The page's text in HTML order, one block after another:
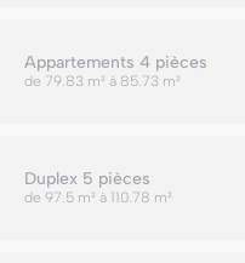
Appartements 4 pièces
de 79.83 m² à 85.73 m²
Duplex 5 pièces
de 97.5 m² à 110.78 m²